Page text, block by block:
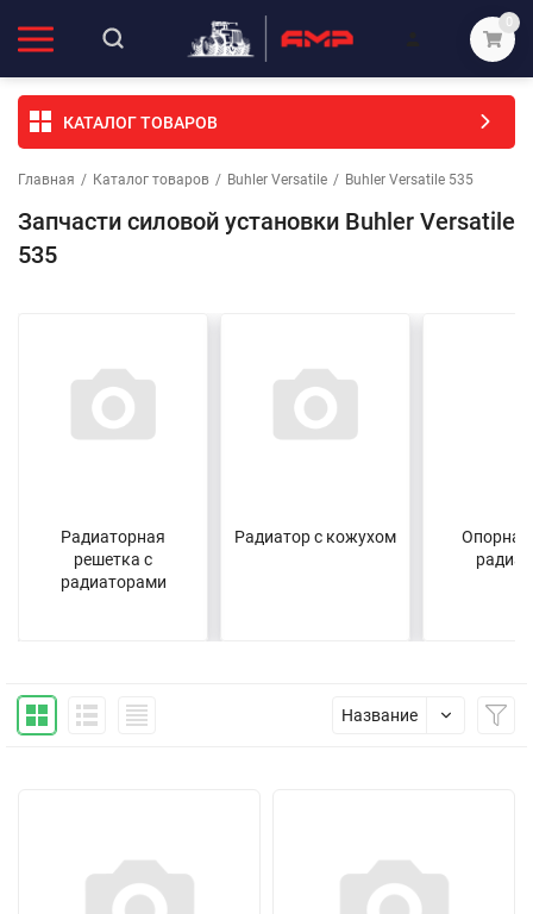
0
КАТАЛОГ ТОВАРОВ
Главная / Каталог товаров / Buhler Versatile / Buhler Versatile 535
Запчасти силовой установки Buhler Versatile
535
Радиаторная
решетка с
радиаторами
Радиатор с кожухом
Название